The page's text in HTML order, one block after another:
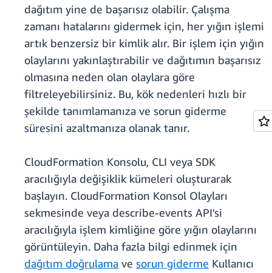
dağıtım yine de başarısız olabilir. Çalışma
zamanı hatalarını gidermek için, her yığın işlemi
artık benzersiz bir kimlik alır. Bir işlem için yığın
olaylarını yakınlaştırabilir ve dağıtımın başarısız
olmasına neden olan olaylara göre
filtreleyebilirsiniz. Bu, kök nedenleri hızlı bir
şekilde tanımlamanıza ve sorun giderme
süresini azaltmanıza olanak tanır.
CloudFormation Konsolu, CLI veya SDK
aracılığıyla değişiklik kümeleri oluşturarak
başlayın. CloudFormation Konsol Olayları
sekmesinde veya describe-events API'si
aracılığıyla işlem kimliğine göre yığın olaylarını
görüntüleyin. Daha fazla bilgi edinmek için
dağıtım doğrulama ve sorun giderme Kullanıcı